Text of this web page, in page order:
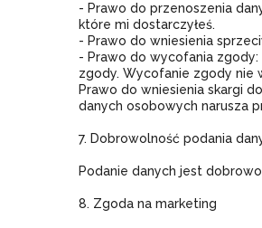
- Prawo do przenoszenia
które mi dostarczyłeś.
- Prawo do wniesienia
- Prawo do wycofania
zgody. Wycofanie zgody nie
Prawo do wniesienia skargi
danych osobowych narusza
7. Dobrowolność podania
Podanie danych jest
8. Zgoda na marketing